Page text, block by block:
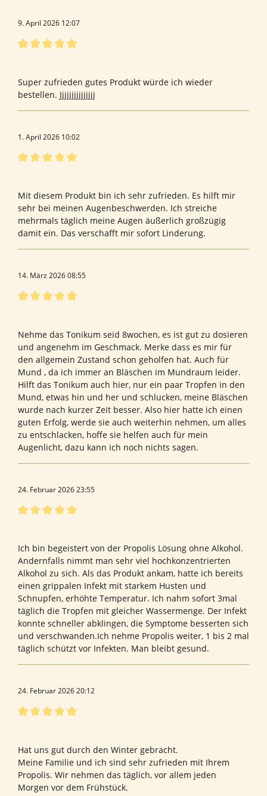
9. April 2026 12:07
Super zufrieden gutes Produkt würde ich wieder
bestellen. Jjjjjjjjjjjjjjj
1. April 2026 10:02
Mit diesem Produkt bin ich sehr zufrieden. Es hilft mir
sehr bei meinen Augenbeschwerden. Ich streiche
mehrmals täglich meine Augen äußerlich großzügig
damit ein. Das verschafft mir sofort Linderung.
14. März 2026 08:55
Nehme das Tonikum seid 8wochen, es ist gut zu dosieren
und angenehm im Geschmack. Merke dass es mir für
den allgemein Zustand schon geholfen hat. Auch für
Mund , da ich immer an Bläschen im Mundraum leider.
Hilft das Tonikum auch hier, nur ein paar Tropfen in den
Mund, etwas hin und her und schlucken, meine Bläschen
wurde nach kurzer Zeit besser. Also hier hatte ich einen
guten Erfolg, werde sie auch weiterhin nehmen, um alles
zu entschlacken, hoffe sie helfen auch für mein
Augenlicht, dazu kann ich noch nichts sagen.
24. Februar 2026 23:55
Ich bin begeistert von der Propolis Lösung ohne Alkohol.
Andernfalls nimmt man sehr viel hochkonzentrierten
Alkohol zu sich. Als das Produkt ankam, hatte ich bereits
einen grippalen Infekt mit starkem Husten und
Schnupfen, erhöhte Temperatur. Ich nahm sofort 3mal
täglich die Tropfen mit gleicher Wassermenge. Der Infekt
konnte schneller abklingen, die Symptome besserten sich
und verschwanden.Ich nehme Propolis weiter, 1 bis 2 mal
täglich schützt vor Infekten. Man bleibt gesund.
24. Februar 2026 20:12
Hat uns gut durch den Winter gebracht.
Meine Familie und ich sind sehr zufrieden mit Ihrem
Propolis. Wir nehmen das täglich, vor allem jeden
Morgen vor dem Frühstück.